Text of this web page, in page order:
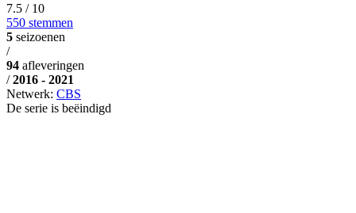
7.5 / 10
550 stemmen
5 seizoenen
/
94 afleveringen
/ 2016 - 2021
Netwerk: CBS
De serie is beëindigd